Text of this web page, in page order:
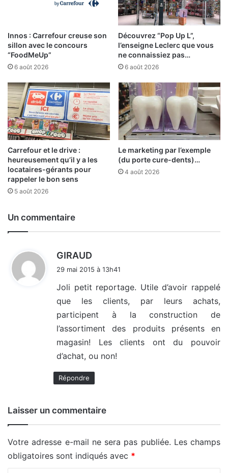
Innos : Carrefour creuse son
sillon avec le concours
“FoodMeUp”
6 août 2026
Découvrez “Pop Up L”,
l’enseigne Leclerc que vous
ne connaissiez pas…
6 août 2026
Carrefour et le drive :
heureusement qu’il y a les
locataires-gérants pour
rappeler le bon sens
5 août 2026
Le marketing par l’exemple
(du porte cure-dents)…
4 août 2026
Un commentaire
GIRAUD
29 mai 2015 à 13h41
Joli petit reportage. Utile d’avoir rappelé
que les clients, par leurs achats,
participent à la construction de
l’assortiment des produits présents en
magasin! Les clients ont du pouvoir
d’achat, ou non!
Répondre
Laisser un commentaire
Votre adresse e-mail ne sera pas publiée. Les champs
obligatoires sont indiqués avec *